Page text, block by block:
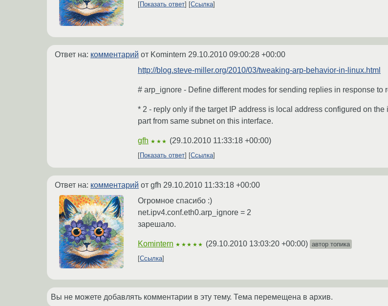
Показать ответ
Ссылка
Ответ на: комментарий от Komintern 29.10.2010 09:00:28 +00:00
http://blog.steve-miller.org/2010/03/tweaking-arp-behavior-in-linux.html
# arp_ignore - Define different modes for sending replies in response
* 2 - reply only if the target IP address is local address configured on
part from same subnet on this interface.
gfh ★★★ (29.10.2010 11:33:18 +00:00)
Показать ответ Ссылка
Ответ на: комментарий от gfh 29.10.2010 11:33:18 +00:00
Огромное спасибо :)
net.ipv4.conf.eth0.arp_ignore = 2
зарешало.
Komintern ★★★★★ (29.10.2010 13:03:20 +00:00) автор топика
Ссылка
Вы не можете добавлять комментарии в эту тему. Тема перемещена в архив.